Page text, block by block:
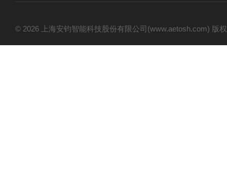
© 2026 上海安钧智能科技股份有限公司(www.aetosh.com)